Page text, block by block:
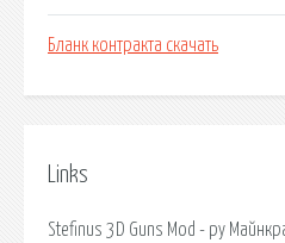
Бланк контракта скачать
Links
Stefinus 3D Guns Mod - ру